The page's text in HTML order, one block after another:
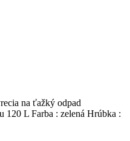
na ťažký odpad
120 L Farba : zelená Hrúbka :